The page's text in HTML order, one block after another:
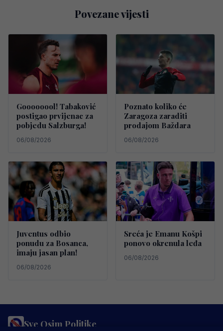
Povezane vijesti
Goooooool! Tabaković
postigao prvijenac za
pobjedu Salzburga!
06/08/2026
Poznato koliko će
Zaragoza zaraditi
prodajom Baždara
06/08/2026
Juventus odbio
ponudu za Bosanca,
imaju jasan plan!
06/08/2026
Sreća je Emanu Košpi
ponovo okrenula leđa
06/08/2026
Sve Osim Politike